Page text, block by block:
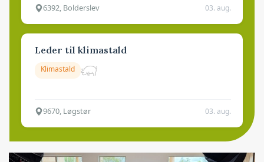
6392, Bolderslev 03. aug.
Leder til klimastald
Klimastald
9670, Løgstør 03. aug.